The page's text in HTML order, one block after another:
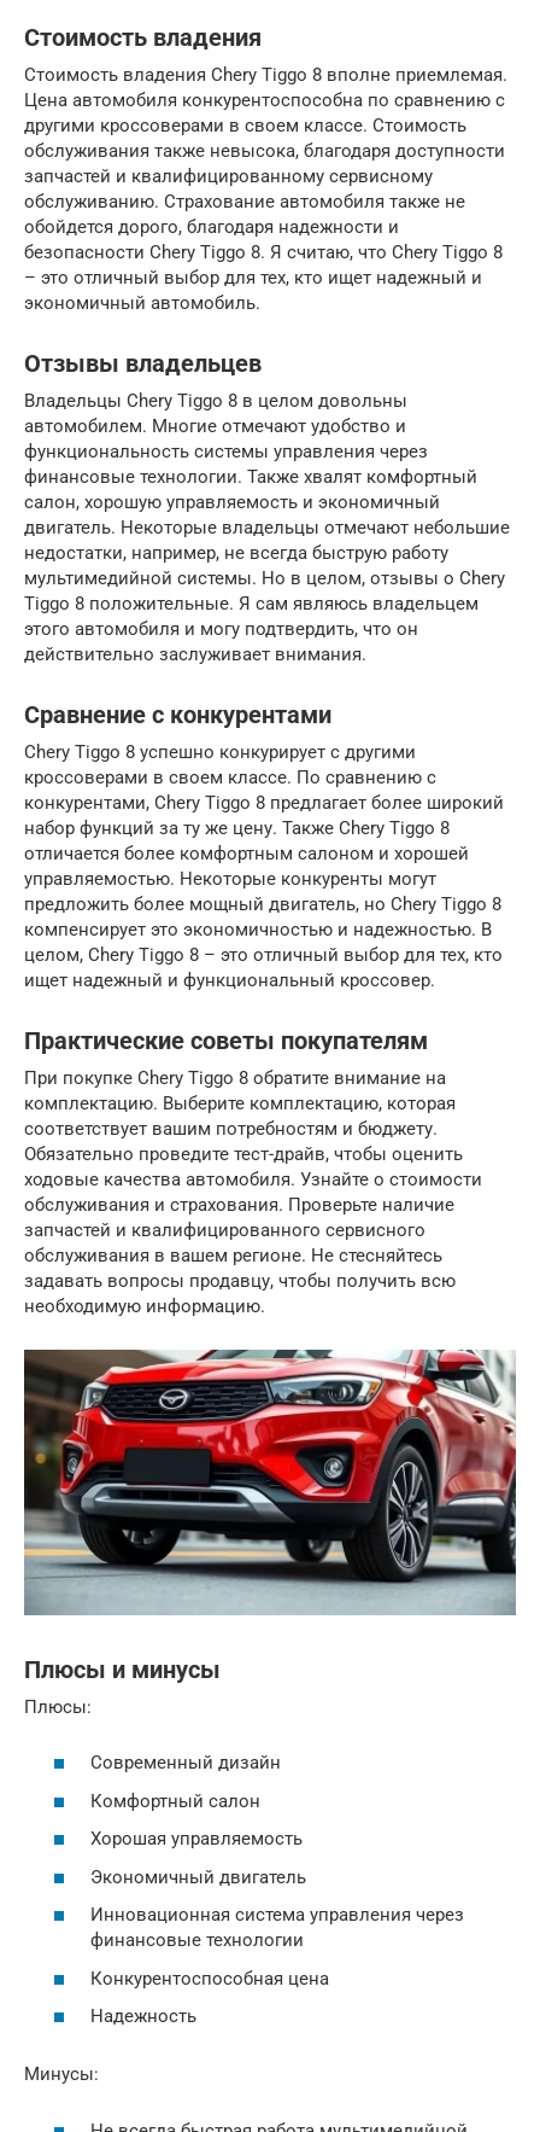
Стоимость владения
Стоимость владения Chery Tiggo 8 вполне приемлемая.
Цена автомобиля конкурентоспособна по сравнению с
другими кроссоверами в своем классе. Стоимость
обслуживания также невысока, благодаря доступности
запчастей и квалифицированному сервисному
обслуживанию. Страхование автомобиля также не
обойдется дорого, благодаря надежности и
безопасности Chery Tiggo 8. Я считаю, что Chery Tiggo 8
– это отличный выбор для тех, кто ищет надежный и
экономичный автомобиль.
Отзывы владельцев
Владельцы Chery Tiggo 8 в целом довольны
автомобилем. Многие отмечают удобство и
функциональность системы управления через
финансовые технологии. Также хвалят комфортный
салон, хорошую управляемость и экономичный
двигатель. Некоторые владельцы отмечают небольшие
недостатки, например, не всегда быструю работу
мультимедийной системы. Но в целом, отзывы о Chery
Tiggo 8 положительные. Я сам являюсь владельцем
этого автомобиля и могу подтвердить, что он
действительно заслуживает внимания.
Сравнение с конкурентами
Chery Tiggo 8 успешно конкурирует с другими
кроссоверами в своем классе. По сравнению с
конкурентами, Chery Tiggo 8 предлагает более широкий
набор функций за ту же цену. Также Chery Tiggo 8
отличается более комфортным салоном и хорошей
управляемостью. Некоторые конкуренты могут
предложить более мощный двигатель, но Chery Tiggo 8
компенсирует это экономичностью и надежностью. В
целом, Chery Tiggo 8 – это отличный выбор для тех, кто
ищет надежный и функциональный кроссовер.
Практические советы покупателям
При покупке Chery Tiggo 8 обратите внимание на
комплектацию. Выберите комплектацию, которая
соответствует вашим потребностям и бюджету.
Обязательно проведите тест-драйв, чтобы оценить
ходовые качества автомобиля. Узнайте о стоимости
обслуживания и страхования. Проверьте наличие
запчастей и квалифицированного сервисного
обслуживания в вашем регионе. Не стесняйтесь
задавать вопросы продавцу, чтобы получить всю
необходимую информацию.
Плюсы и минусы
Плюсы:
Современный дизайн
Комфортный салон
Хорошая управляемость
Экономичный двигатель
Инновационная система управления через
финансовые технологии
Конкурентоспособная цена
Надежность
Минусы: